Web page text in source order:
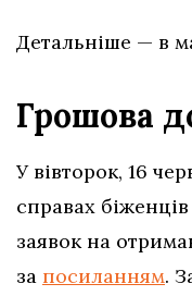
Детальніше — в
Грошова
У вівторок, 16
справах
заявок на
за посиланням.